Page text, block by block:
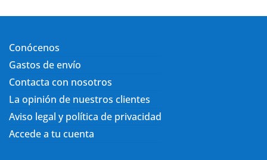
Conócenos
Gastos de envío
Contacta con nosotros
La opinión de nuestros clientes
Aviso legal y política de privacidad
Accede a tu cuenta